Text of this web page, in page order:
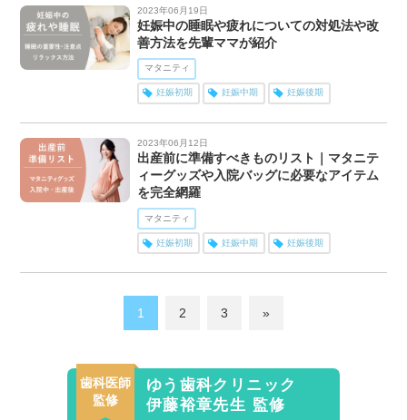
2023年06月19日
妊娠中の睡眠や疲れについての対処法や改
善方法を先輩ママが紹介
マタニティ
妊娠初期 妊娠中期 妊娠後期
2023年06月12日
出産前に準備すべきものリスト｜マタニテ
ィーグッズや入院バッグに必要なアイテム
を完全網羅
マタニティ
妊娠初期 妊娠中期 妊娠後期
1 2 3 »
歯科医師
監修
ゆう歯科クリニック
伊藤裕章先生 監修